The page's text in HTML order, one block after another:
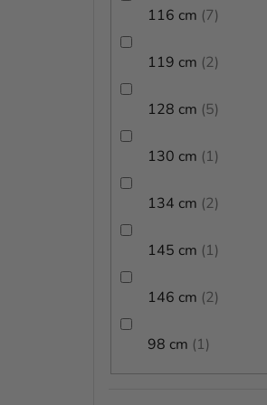
116 cm 7
119 cm 2
128 cm 5
130 cm 1
134 cm 2
145 cm 1
146 cm 2
98 cm 1
Gyerek jelmez maszkkal -